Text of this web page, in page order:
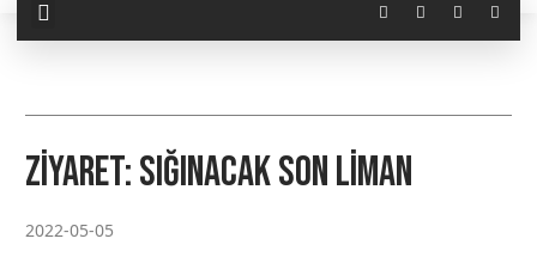
Ziyaret: Sığınacak Son Liman
2022-05-05